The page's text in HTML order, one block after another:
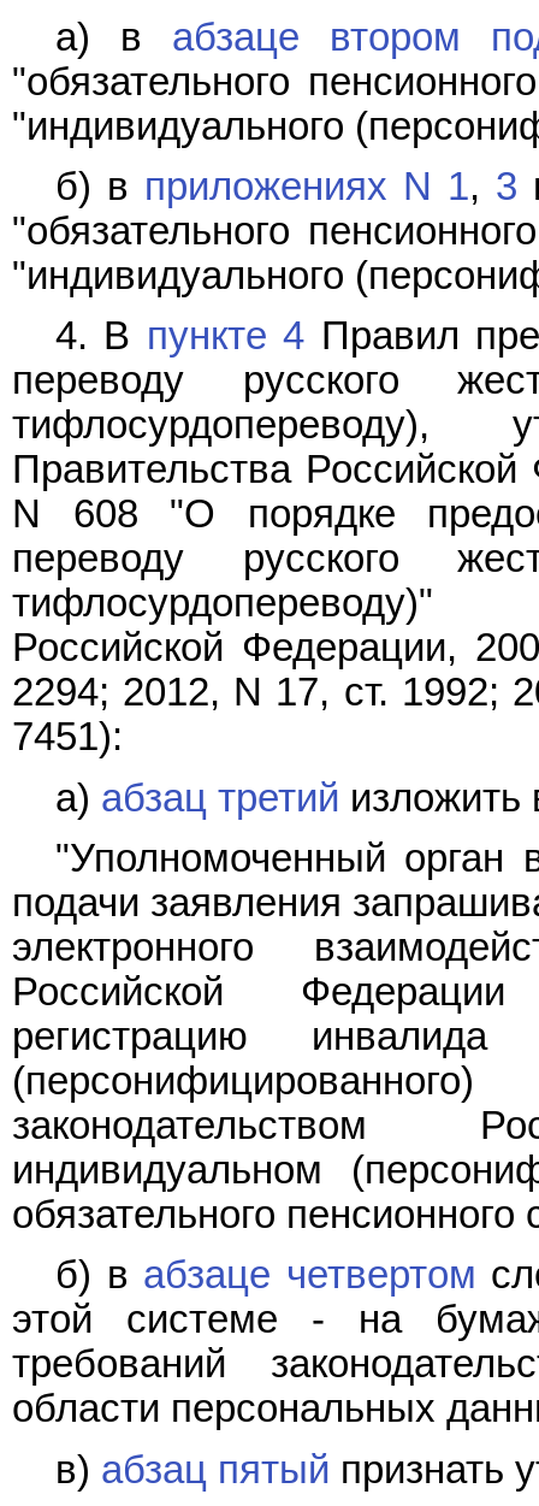
а) в абзаце втором
"обязательного
"индивидуального
б) в приложениях N 1, 3
"обязательного
"индивидуального
4. В пункте 4 Правил
переводу русского
тифлосурдопереводу),
Правительства
N 608 "О порядке
переводу русского
тифлосурдопереводу)"
Российской Федерации,
2294; 2012, N 17, ст. 1992;
7451):
а) абзац третий
"Уполномоченный орган
подачи заявления
электронного
Российской
регистрацию
законодательством
индивидуальном
обязательного пенсионного
б) в абзаце четвертом
этой системе - на
требований
области персональных
в) абзац пятый признать